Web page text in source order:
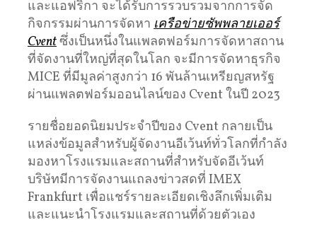
และแอฟริกา จะได้รับการรวบรวมจากการจัด
กิจกรรมผ่านการจัดหา เครือข่ายซัพพลายเออร์
Cventซึ่งเป็นหนึ่งในแพลตฟอร์มการจัดหาสถาน
ที่จัดงานที่ใหญ่ที่สุดในโลก จะมีการจัดหาธุรกิจ
MICE ที่มีมูลค่าสูงกว่า 16 พันล้านเหรียญสหรัฐ
ผ่านแพลตฟอร์มออนไลน์ของ Cvent ในปี 2023
รายชื่อยอดนิยมประจำปีของ Cvent กลายเป็น
แหล่งข้อมูลสำหรับผู้จัดงานอีเว้นท์ทั่วโลกที่กำลัง
มองหาโรงแรมและสถานที่สำหรับจัดอีเว้นท์
บริษัทมีการจัดงานแถลงข่าวสดที่ IMEX
Frankfurt เพื่อแชร์รายละเอียดเชิงลึกเพิ่มเติม
และแนะนำโรงแรมและสถานที่ด้วยตัวเอง